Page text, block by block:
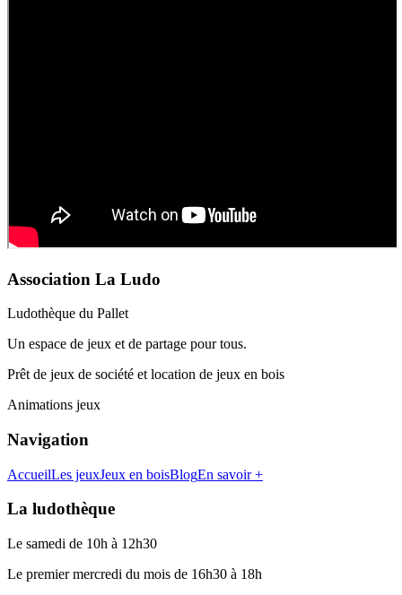
Association La Ludo
Ludothèque du Pallet
Un espace de jeux et de partage pour tous.
Prêt de jeux de société et location de jeux en bois
Animations jeux
Navigation
AccueilLes jeuxJeux en boisBlogEn savoir +
La ludothèque
Le samedi de 10h à 12h30
Le premier mercredi du mois de 16h30 à 18h